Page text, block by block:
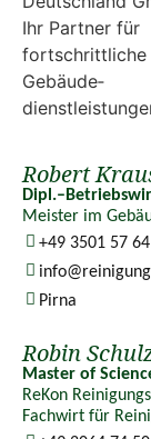
Robert
Meister im
+49 3501 57
Pirna
Robin
Master of
ReKon
Fachwirt für